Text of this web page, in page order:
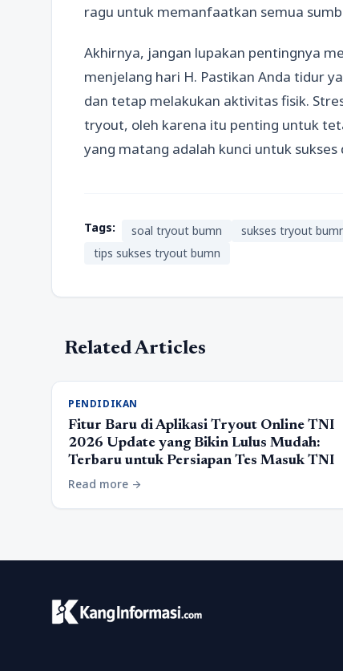
ragu untuk memanfaatkan semua
Akhirnya, jangan lupakan pentingnya
menjelang hari H. Pastikan Anda tidur
dan tetap melakukan aktivitas fisik.
tryout, oleh karena itu penting untuk
yang matang adalah kunci untuk
Tags: soal tryout bumn sukses tryout
tips sukses tryout bumn
Related Articles
PENDIDIKAN
Fitur Baru di Aplikasi Tryout Online TNI
2026 Update yang Bikin Lulus Mudah:
Terbaru untuk Persiapan Tes Masuk TNI
Read more arrow_forward